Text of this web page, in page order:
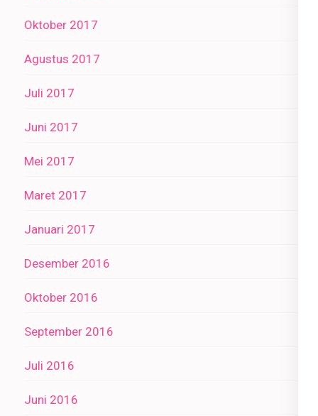
Oktober 2017
Agustus 2017
Juli 2017
Juni 2017
Mei 2017
Maret 2017
Januari 2017
Desember 2016
Oktober 2016
September 2016
Juli 2016
Juni 2016